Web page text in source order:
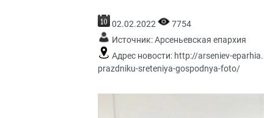
02.02.2022
7754
Источник:Арсеньевская епархия
Адрес новости: http://arseniev-
prazdniku-sreteniya-gospodnya-foto/